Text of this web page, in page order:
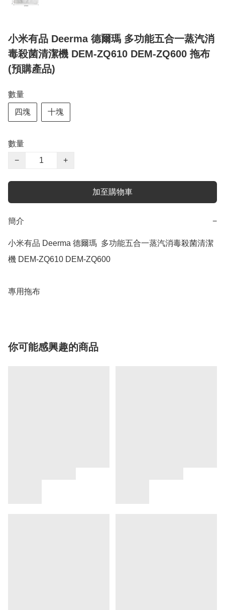
小米有品 Deerma 德爾瑪 多功能五合一蒸汽消
毒殺菌清潔機 DEM-ZQ610 DEM-ZQ600 拖布
(預購產品)
數量
四塊 十塊
數量
−
+
加至購物車
簡介 −
小米有品 Deerma 德爾瑪  多功能五合一蒸汽消毒殺菌清潔
機 DEM-ZQ610 DEM-ZQ600
專用拖布
你可能感興趣的商品